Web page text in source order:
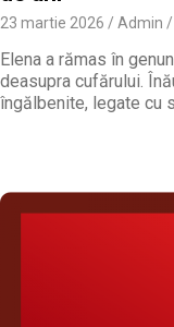
23 martie 2026 Admin
Elena a rămas în
deasupra cufărului.
îngălbenite, legate cu